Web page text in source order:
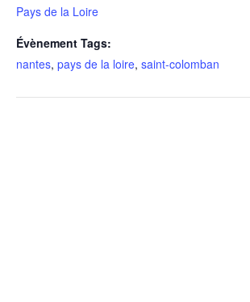
Pays de la Loire
Évènement Tags:
nantes, pays de la loire, saint-colomban